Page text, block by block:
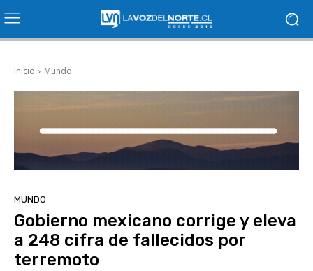
Inicio Mundo
MUNDO
Gobierno mexicano corrige y eleva
a 248 cifra de fallecidos por
terremoto